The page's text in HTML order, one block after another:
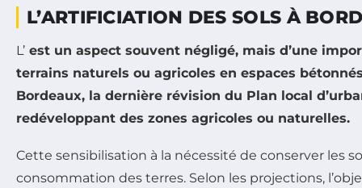
L’ARTIFICIATION DES SOLS À
L’ est un aspect souvent négligé, mais d’une
terrains naturels ou agricoles en espaces
Bordeaux, la dernière révision du Plan local
redéveloppant des zones agricoles ou naturelles.
Cette sensibilisation à la nécessité de conserver les
consommation des terres. Selon les projections,